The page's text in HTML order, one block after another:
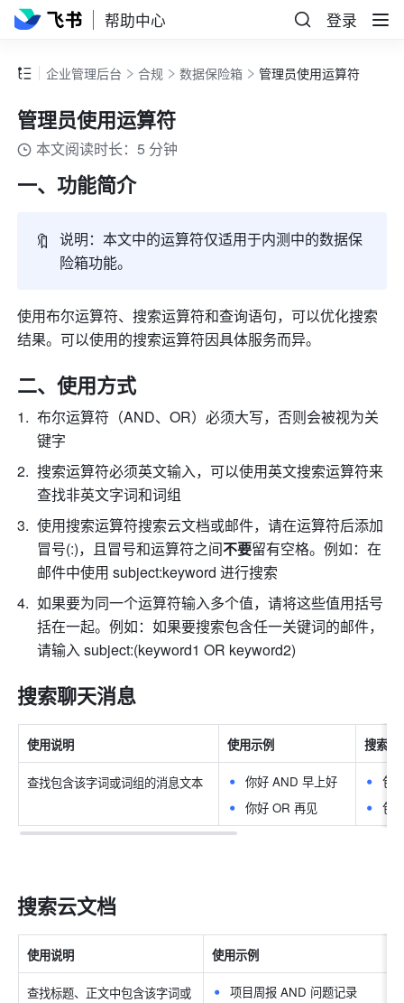
帮助中心 登录
企业管理后台 合规 数据保险箱 管理员使用运算符
管理员使用运算符
本文阅读时长：5 分钟
一、功能简介
🔖
说明：本文中的运算符仅适用于内测中的数据保
险箱功能。
使用布尔运算符、搜索运算符和查询语句，可以优化搜索
结果。可以使用的搜索运算符因具体服务而异。
二、使用方式
布尔运算符（AND、OR）必须大写，否则会被视为关
键字
搜索运算符必须英文输入，可以使用英文搜索运算符来
查找非英文字词和词组
使用搜索运算符搜索云文档或邮件，请在运算符后添加
冒号(:)，且冒号和运算符之间不要留有空格。例如：在
邮件中使用 subject:keyword 进行搜索
如果要为同一个运算符输入多个值，请将这些值用括号
括在一起。例如：如果要搜索包含任一关键词的邮件，
请输入 subject:(keyword1 OR keyword2)
搜索聊天消息
使用说明 使用示例 搜索结
查找包含该字词或词组的消息文本
你好 AND 早上好
你好 OR 再见
包
包
搜索云文档
使用说明 使用示例
查找标题、正文中包含该字词或
项目周报 AND 问题记录